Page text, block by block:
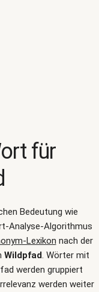
für
Bedeutung wie
Analyse-Algorithmus
Lexikon nach der
Wildpfad. Wörter mit
werden gruppiert
werden weiter